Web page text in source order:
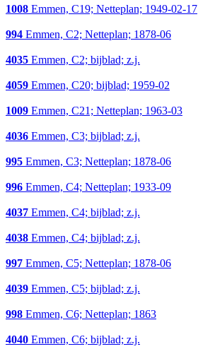
1008 Emmen, C19; Netteplan; 1949-02-17
994 Emmen, C2; Netteplan; 1878-06
4035 Emmen, C2; bijblad; z.j.
4059 Emmen, C20; bijblad; 1959-02
1009 Emmen, C21; Netteplan; 1963-03
4036 Emmen, C3; bijblad; z.j.
995 Emmen, C3; Netteplan; 1878-06
996 Emmen, C4; Netteplan; 1933-09
4037 Emmen, C4; bijblad; z.j.
4038 Emmen, C4; bijblad; z.j.
997 Emmen, C5; Netteplan; 1878-06
4039 Emmen, C5; bijblad; z.j.
998 Emmen, C6; Netteplan; 1863
4040 Emmen, C6; bijblad; z.j.